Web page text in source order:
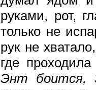
руками, рот,
только не
рук не
где
Энт боится,